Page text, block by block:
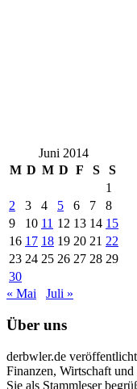
Juni 2014
M D M D F S
S
1
2
3 4 5 6 7
8
9
10 11 12 13 14 15
16 17 18 19 20 21 22
23 24 25 26 27 28 29
30
« Mai
Juli »
Über uns
derbwler.de
Finanzen, Wirtschaft
Sie als Stammleser